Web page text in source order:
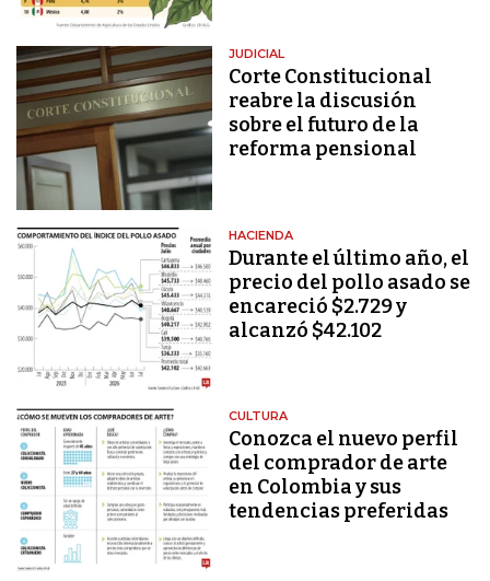
JUDICIAL
Corte Constitucional
reabre la discusión
sobre el futuro de la
reforma pensional
HACIENDA
Durante el último año, el
precio del pollo asado se
encareció $2.729 y
alcanzó $42.102
CULTURA
Conozca el nuevo perfil
del comprador de arte
en Colombia y sus
tendencias preferidas